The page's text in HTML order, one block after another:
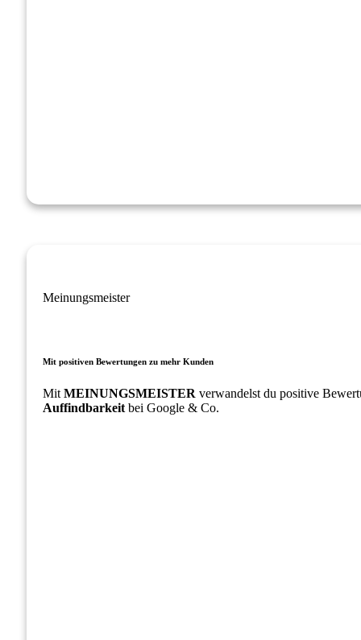
Meinungsmeister
Mit positiven Bewertungen zu mehr Kunden
Mit MEINUNGSMEISTER verwandelst du positive
Auffindbarkeit bei Google & Co.